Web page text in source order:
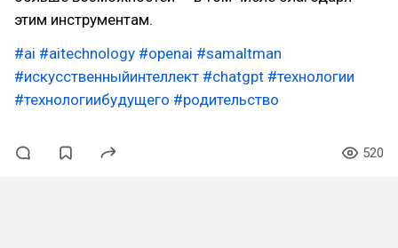
этим инструментам.
#ai #aitechnology #openai #samaltman
#искусственныйинтеллект #chatgpt #технологии
#технологиибудущего #родительство
520